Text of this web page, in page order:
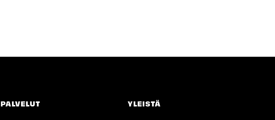
PALVELUT YLEISTÄ